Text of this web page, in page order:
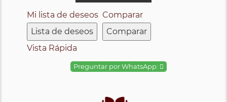
Mi lista de deseos
Lista de deseos
Comparar
Comparar
Vista Rápida
Preguntar por WhatsApp: